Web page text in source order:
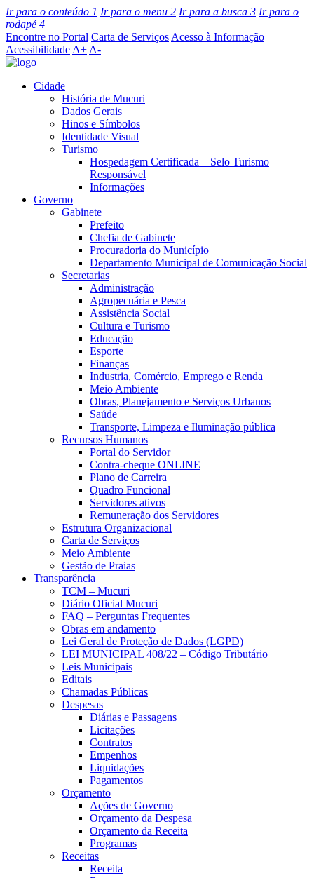
Ir para o conteúdo 1 Ir para o menu 2 Ir para a busca 3 Ir para o
rodapé4
Encontre no Portal Carta de Serviços Acesso à Informação
Acessibilidade A+ A-
Cidade
História de Mucuri
Dados Gerais
Hinos e Símbolos
Identidade Visual
Turismo
Hospedagem Certificada – Selo Turismo
Responsável
Informações
Governo
Gabinete
Prefeito
Chefia de Gabinete
Procuradoria do Município
Departamento Municipal de Comunicação Social
Secretarias
Administração
Agropecuária e Pesca
Assistência Social
Cultura e Turismo
Educação
Esporte
Finanças
Industria, Comércio, Emprego e Renda
Meio Ambiente
Obras, Planejamento e Serviços Urbanos
Saúde
Transporte, Limpeza e Iluminação pública
Recursos Humanos
Portal do Servidor
Contra-cheque ONLINE
Plano de Carreira
Quadro Funcional
Servidores ativos
Remuneração dos Servidores
Estrutura Organizacional
Carta de Serviços
Meio Ambiente
Gestão de Praias
Transparência
TCM – Mucuri
Diário Oficial Mucuri
FAQ – Perguntas Frequentes
Obras em andamento
Lei Geral de Proteção de Dados (LGPD)
LEI MUNICIPAL 408/22 – Código Tributário
Leis Municipais
Editais
Chamadas Públicas
Despesas
Diárias e Passagens
Licitações
Contratos
Empenhos
Liquidações
Pagamentos
Orçamento
Ações de Governo
Orçamento da Despesa
Orçamento da Receita
Programas
Receitas
Receita